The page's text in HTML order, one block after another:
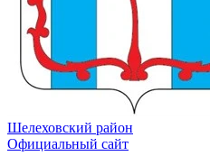
Шелеховский район
Официальный сайт